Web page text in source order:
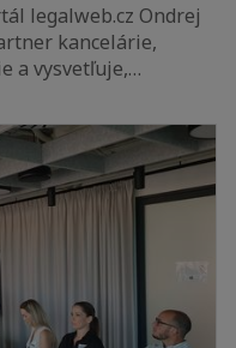
legalweb.cz Ondrej
kancelárie,
a vysvetľuje,…